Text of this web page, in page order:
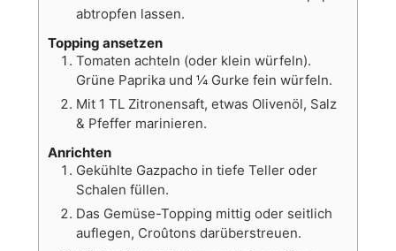
abtropfen lassen.
Topping ansetzen
Tomaten achteln (oder klein würfeln).
Grüne Paprika und ¼ Gurke fein würfeln.
Mit 1 TL Zitronensaft, etwas Olivenöl, Salz
& Pfeffer marinieren.
Anrichten
Gekühlte Gazpacho in tiefe Teller oder
Schalen füllen.
Das Gemüse-Topping mittig oder seitlich
auflegen, Croûtons darüberstreuen.